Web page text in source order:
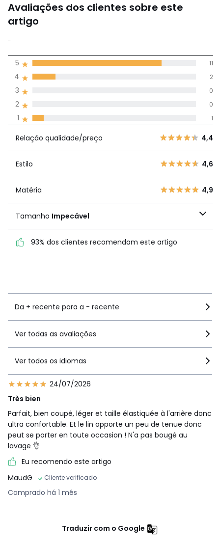
Avaliações dos clientes sobre este
artigo
4,6
(14)
1
2
3
5
qualidade/preço
4,6
4,9
93% dos clientes
1 1
2 0
3 0
4 2
5 11
Relação qualidade/preço 4,4
Estilo 4,6
Matéria 4,9
Tamanho Impecável
93% dos clientes recomendam este artigo
Da + recente para a - recente
Ver todas as avaliações
Ver todos os idiomas
24/07/2026
Très bien
Parfait, bien coupé, léger et taille élastiquée à l'arrière donc
ultra confortable. Et le lin apporte un peu de tenue donc
peut se porter en toute occasion ! N'a pas bougé au
lavage 👌
Eu recomendo este artigo
MaudG
Cliente verificado
Comprado há 1 mês
Traduzir com o Google